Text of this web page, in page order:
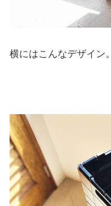
横にはこんなデザイン。